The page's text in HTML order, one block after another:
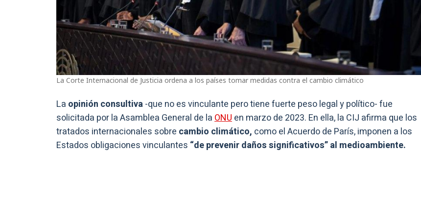
La Corte Internacional de Justicia ordena a los países tomar medidas contra el cambio climático
La opinión consultiva-que no es vinculante pero tiene fuerte peso legal y político- fue
solicitada por la Asamblea General de laONUen marzo de 2023. En ella, la CIJ afirma que los
tratados internacionales sobre cambio climático, como el Acuerdo de París, imponen a los
Estados obligaciones vinculantes “de prevenir daños significativos” al medioambiente.